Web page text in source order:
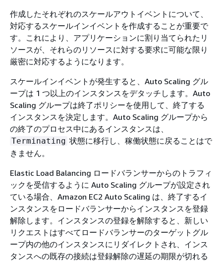
作成したそれぞれのスケールアウトイベントについて、
対応するスケールインイベントを作成することが重要で
す。これにより、アプリケーションに割り当てられたリ
ソースが、それらのリソースに対する要求に可能な限り
厳密に対応するようになります。
スケールインイベントが発生すると、Auto Scaling グル
ープは 1 つ以上のインスタンスをデタッチします。Auto
Scaling グループは終了ポリシーを使用して、終了する
インスタンスを決定します。Auto Scaling グループから
の終了のプロセス中にあるインスタンスは、
Terminating 状態に移行し、稼働状態に戻ることはで
きません。
Elastic Load Balancing ロードバランサーからのトラフィ
ックを受信するように Auto Scaling グループが設定され
ている場合、Amazon EC2 Auto Scaling は、終了するイ
ンスタンスをロードバランサーからインスタンスを登録
解除します。インスタンスの登録を解除すると、新しい
リクエストはすべてロードバランサーのターゲットグル
ープ内の他のインスタンスにリダイレクトされ、インス
タンスへの既存の接続は登録解除の遅延の期限が切れる